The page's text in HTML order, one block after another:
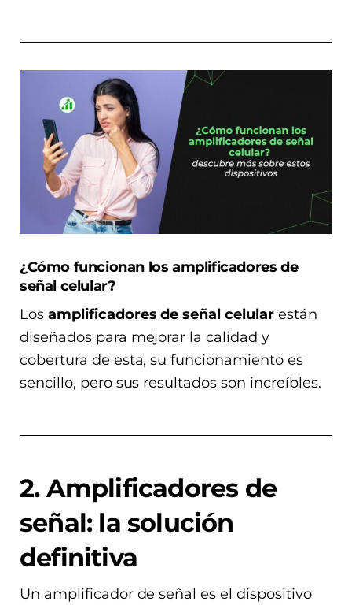
¿Cómo funcionan los amplificadores de
señal celular?
Los amplificadores de señal celularestán
diseñados para mejorar la calidad y
cobertura de esta, su funcionamiento es
sencillo, pero sus resultados son increíbles.
2. Amplificadores de
señal: la solución
definitiva
Un amplificador de señal es el dispositivo